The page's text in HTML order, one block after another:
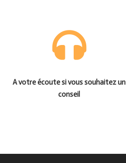
A votre écoute si vous souhaitez un
conseil